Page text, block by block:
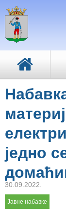
једно
30.09.2022.
Јавне набавке